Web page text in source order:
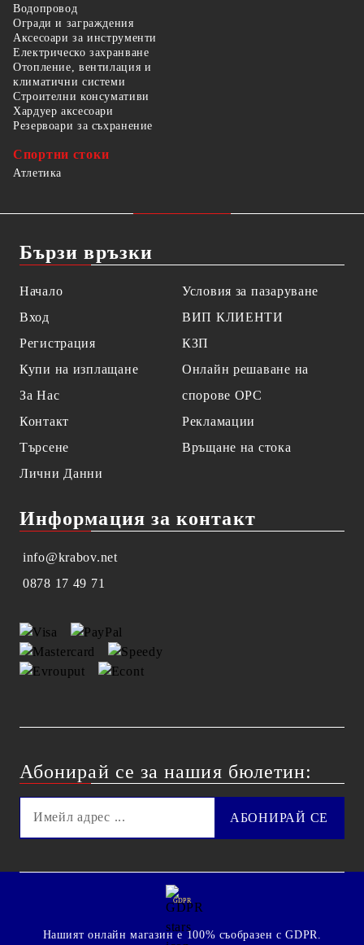
Водопровод
Огради и заграждения
Аксесоари за инструменти
Електрическо захранване
Отопление, вентилация и
климатични системи
Строителни консумативи
Хардуер аксесоари
Резервоари за съхранение
Спортни стоки
Атлетика
Бързи връзки
Начало
Вход
Регистрация
Купи на изплащане
За Нас
Контакт
Търсене
Лични Данни
Условия за пазаруване
ВИП КЛИЕНТИ
КЗП
Онлайн решаване на
спорове OPC
Рекламации
Връщане на стока
Информация за контакт
info@krabov.net
0878 17 49 71
Абонирай се за нашия бюлетин:
GDPR
Нашият онлайн магазин е 100% съобразен с GDPR.